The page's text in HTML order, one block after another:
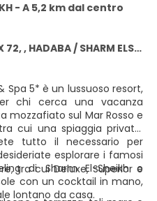
- A 5,2 km dal centro
/ SHARM ELSHEIKH 46628
Spa 5* è un lussuoso resort,
chi cerca una vacanza
mozzafiato sul Mar Rosso e
cui una spiaggia privata,
tutto il necessario per
esplorare i famosi
di Sharm El-Sheikh o
con un cocktail in mano,
lontano da casa.
tra cui Deluxe, Superior e